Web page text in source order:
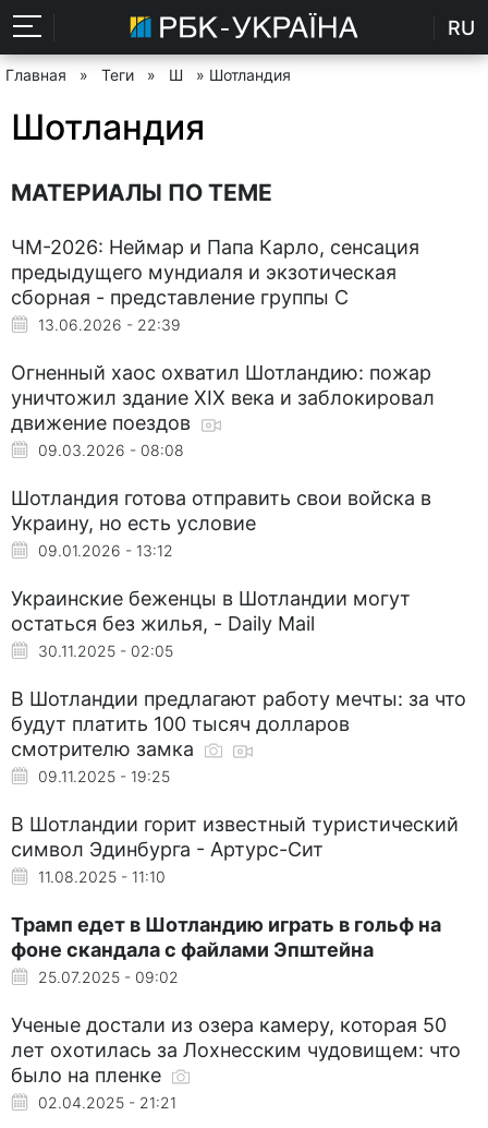
RU
Главная » Теги » Ш » Шотландия
Шотландия
МАТЕРИАЛЫ ПО ТЕМЕ
ЧМ-2026: Неймар и Папа Карло, сенсация
предыдущего мундиаля и экзотическая
сборная - представление группы С
13.06.2026 - 22:39
Огненный хаос охватил Шотландию: пожар
уничтожил здание XIX века и заблокировал
движение поездов
09.03.2026 - 08:08
Шотландия готова отправить свои войска в
Украину, но есть условие
09.01.2026 - 13:12
Украинские беженцы в Шотландии могут
остаться без жилья, - Daily Mail
30.11.2025 - 02:05
В Шотландии предлагают работу мечты: за что
будут платить 100 тысяч долларов
смотрителю замка
09.11.2025 - 19:25
В Шотландии горит известный туристический
символ Эдинбурга - Артурс-Сит
11.08.2025 - 11:10
Трамп едет в Шотландию играть в гольф на
фоне скандала с файлами Эпштейна
25.07.2025 - 09:02
Ученые достали из озера камеру, которая 50
лет охотилась за Лохнесским чудовищем: что
было на пленке
02.04.2025 - 21:21